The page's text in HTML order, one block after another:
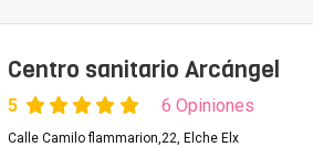
Centro sanitario Arcángel
5 6 Opiniones
Calle Camilo flammarion,22, Elche Elx